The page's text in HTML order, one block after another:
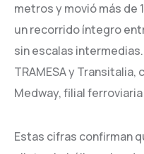
metros y movió más de
un recorrido íntegro
sin escalas
TRAMESA y
Medway, filial
Estas cifras confirman